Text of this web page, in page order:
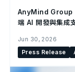
AnyMind Group
端 AI 開發與集成
Jun 30, 2026
Press Release